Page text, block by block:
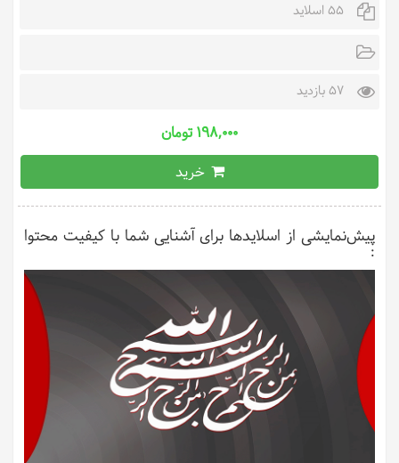
55 اسلاید
57 بازدید
۱۹۸,۰۰۰ تومان
خرید
پیش‌نمایشی از اسلایدها برای آشنایی شما با کیفیت محتوا
: